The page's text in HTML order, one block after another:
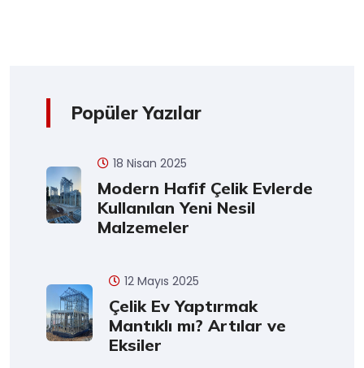
Popüler Yazılar
18 Nisan 2025
Modern Hafif Çelik Evlerde
Kullanılan Yeni Nesil
Malzemeler
12 Mayıs 2025
Çelik Ev Yaptırmak
Mantıklı mı? Artılar ve
Eksiler